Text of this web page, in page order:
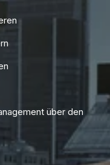
über den